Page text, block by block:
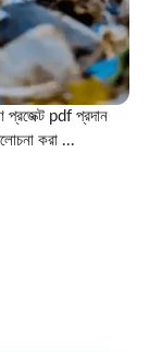
pdf প্রদান
করা ...